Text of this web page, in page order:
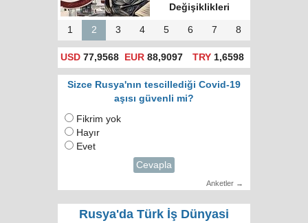
yapılacak!
1 2 3 4 5 6 7 8
USD 77,9568 EUR 88,9097 TRY1,6598
Sizce Rusya'nın tescillediği Covid-19
aşısı güvenli mi?
Fikrim yok
Hayır
Evet
Cevapla
Anketler →
Rusya'da Türk İş Dünyasi